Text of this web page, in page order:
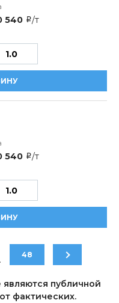
540 i/т
540 i/т
48
публичной
фактических.